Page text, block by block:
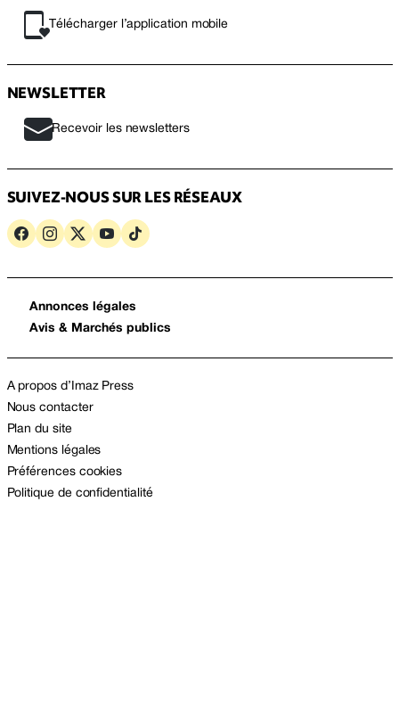
Télécharger l’application mobile
NEWSLETTER
Recevoir les newsletters
SUIVEZ-NOUS SUR LES RÉSEAUX
Annonces légales
Avis & Marchés publics
A propos d’Imaz Press
Nous contacter
Plan du site
Mentions légales
Préférences cookies
Politique de confidentialité